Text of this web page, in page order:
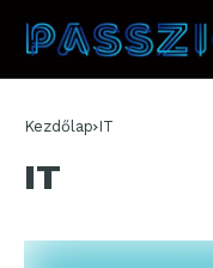
Kezdőlap IT
IT